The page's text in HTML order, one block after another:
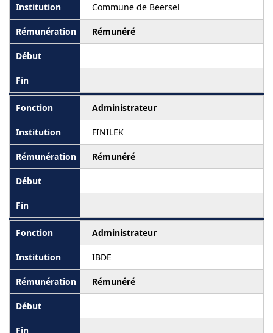
Commune de Beersel
Rémunéré
Administrateur
FINILEK
Rémunéré
Administrateur
IBDE
Rémunéré